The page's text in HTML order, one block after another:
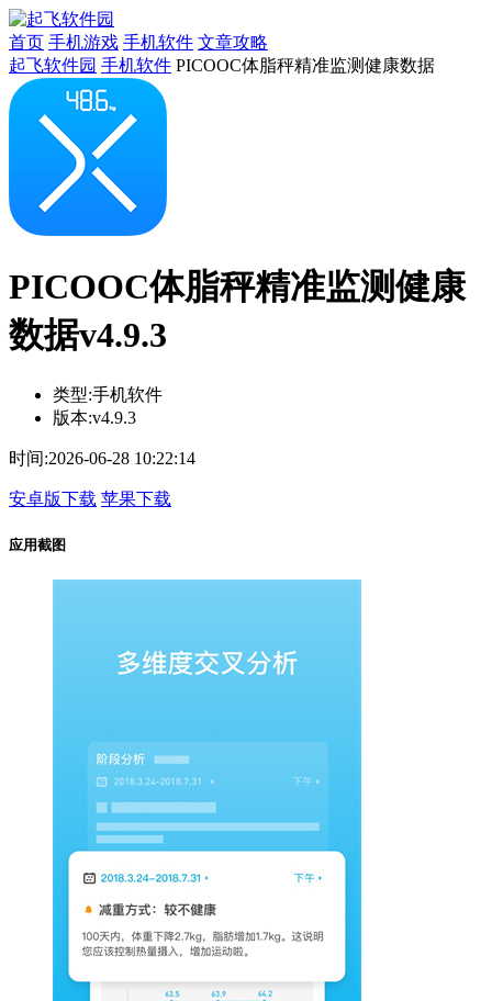
首页 手机游戏 手机软件 文章攻略
起飞软件园 手机软件 PICOOC体脂秤精准监测健康数据
PICOOC体脂秤精准监测健康
数据v4.9.3
类型:手机软件
版本:v4.9.3
时间:2026-06-28 10:22:14
安卓版下载 苹果下载
应用截图